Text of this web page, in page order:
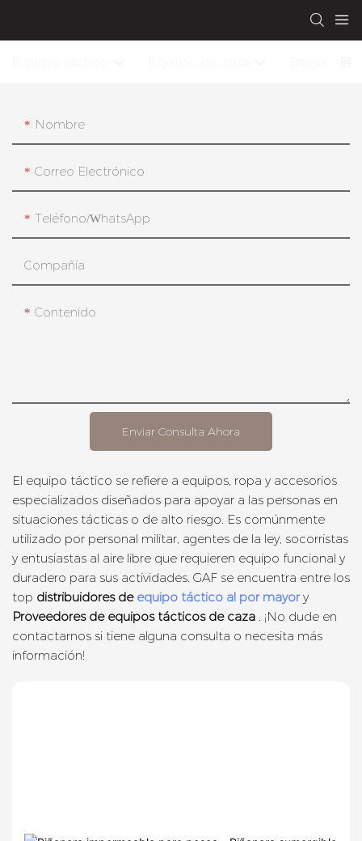
Nombre
Correo Electrónico
Teléfono/WhatsApp
Compañía
Contenido
Enviar Consulta Ahora
El equipo táctico se refiere a equipos, ropa y accesorios
especializados diseñados para apoyar a las personas en
situaciones tácticas o de alto riesgo. Es comúnmente
utilizado por personal militar, agentes de la ley, socorristas
y entusiastas al aire libre que requieren equipo funcional y
duradero para sus actividades. GAF se encuentra entre los
top distribuidores de equipo táctico al por mayor y
Proveedores de equipos tácticos de caza . ¡No dude en
contactarnos si tiene alguna consulta o necesita más
información!